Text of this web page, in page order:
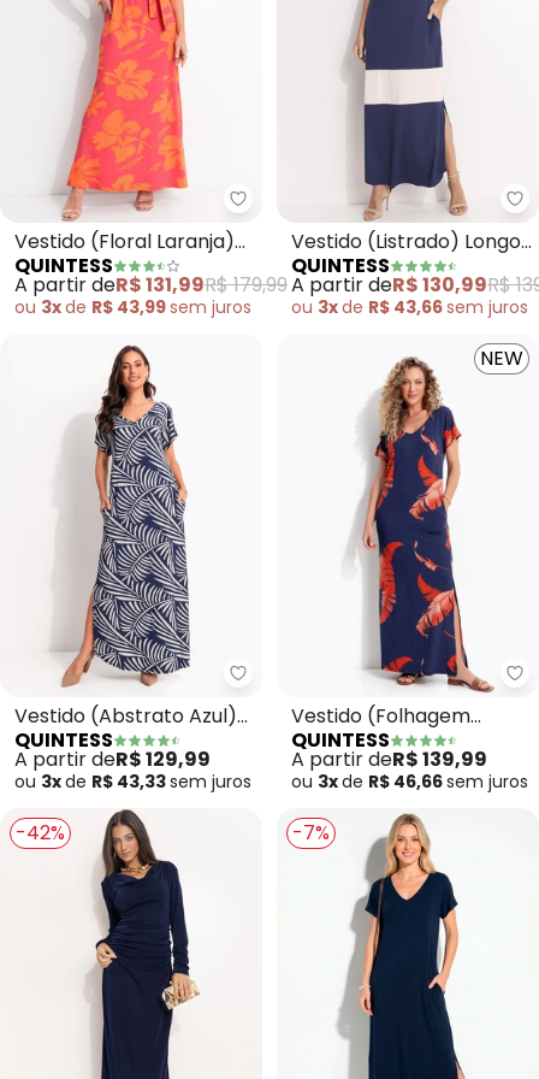
Quintess - Vestido (Floral
Vestido (Floral Laranja)
em Malha de Viscose
QUINTESS
A partir deR$ 131,99R$ 179,99
ou 3xde R$ 43,99sem juros
Vestido (Listrado) Longo
Soltinho com Fenda
QUINTESS
A partir deR$ 130,99R$
ou 3xde R$ 43,66sem juros
Quintess - Vestido (Abstrato
Vestido (Abstrato Azul)
em Malha de Viscose
QUINTESS
A partir deR$ 129,99
ou 3xde R$ 43,33sem juros
NEW
Vestido (Folhagem
Telha) em Malha de
Viscose
QUINTESS
A partir deR$ 139,99
ou 3xde R$ 46,66sem juros
-42% -7%